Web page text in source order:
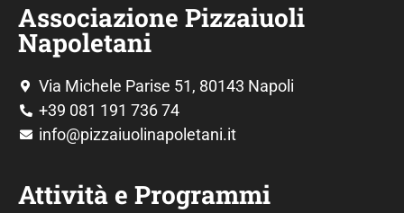
Associazione Pizzaiuoli
Napoletani
Via Michele Parise 51, 80143 Napoli
+39 081 191 736 74
info@pizzaiuolinapoletani.it
Attività e Programmi